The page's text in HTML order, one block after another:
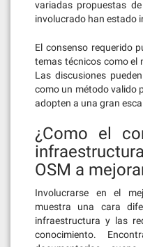
variadas propuestas
involucrado han estado
El consenso requerido
temas técnicos como el
Las discusiones
como un método valido
adopten a una gran
¿Como el
OSM a
Involucrarse en el
muestra una cara
infraestructura y las
conocimiento.